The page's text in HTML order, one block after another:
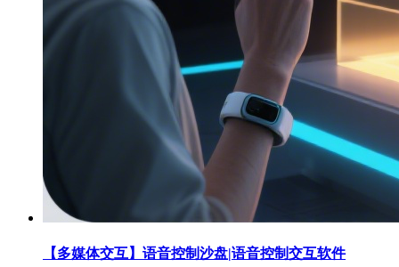
【多媒体交互】语音控制沙盘|语音控制交互软件